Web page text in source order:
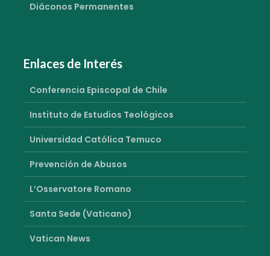
Diáconos Permanentes
Enlaces de Interés
Conferencia Episcopal de Chile
Instituto de Estudios Teológicos
Universidad Católica Temuco
Prevención de Abusos
L’Osservatore Romano
Santa Sede (Vaticano)
Vatican News